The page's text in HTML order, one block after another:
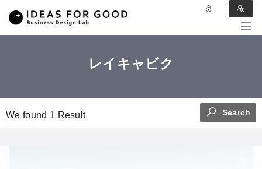
レイキャビク
We found 1 Result Search